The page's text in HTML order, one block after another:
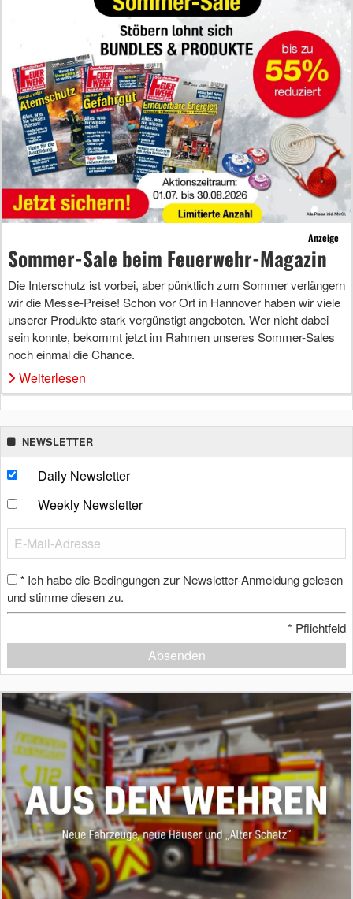
Anzeige
Sommer-Sale beim Feuerwehr-Magazin
Die Interschutz ist vorbei, aber pünktlich zum Sommer verlängern
wir die Messe-Preise! Schon vor Ort in Hannover haben wir viele
unserer Produkte stark vergünstigt angeboten. Wer nicht dabei
sein konnte, bekommt jetzt im Rahmen unseres Sommer-Sales
noch einmal die Chance.
Weiterlesen
NEWSLETTER
Daily Newsletter
Weekly Newsletter
* Ich habe die Bedingungen zur Newsletter-Anmeldung gelesen
und stimme diesen zu.
* Pflichtfeld
Absenden